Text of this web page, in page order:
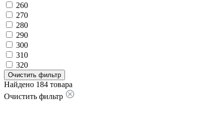
260
270
280
290
300
310
320
Очистить фильтр
Найдено 184 товара
Очистить фильтр